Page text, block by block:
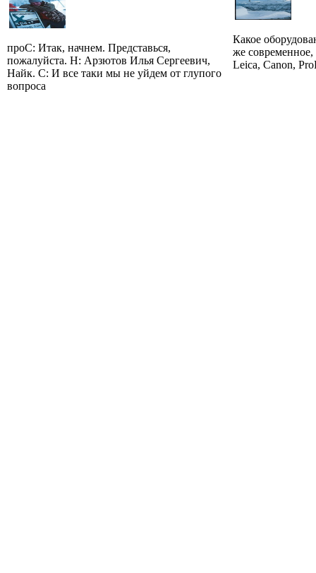
проС: Итак, начнем. Представься,
пожалуйста. Н: Арзютов Илья Сергеевич,
Найк. С: И все таки мы не уйдем от глупого
вопроса
Какое
же
Leica, Canon,